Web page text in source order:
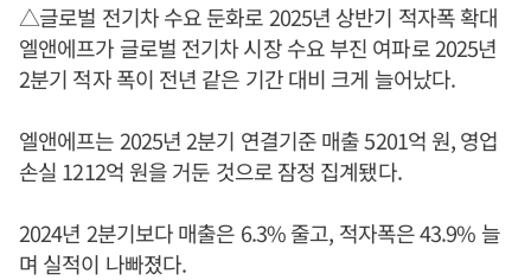
△글로벌 전기차 수요 둔화로 2025년 상반기 적자폭 확대
엘앤에프가 글로벌 전기차 시장 수요 부진 여파로 2025년
2분기 적자 폭이 전년 같은 기간 대비 크게 늘어났다.
엘앤에프는 2025년 2분기 연결기준 매출 5201억 원, 영업
손실 1212억 원을 거둔 것으로 잠정 집계됐다.
2024년 2분기보다 매출은 6.3% 줄고, 적자폭은 43.9% 늘
며 실적이 나빠졌다.